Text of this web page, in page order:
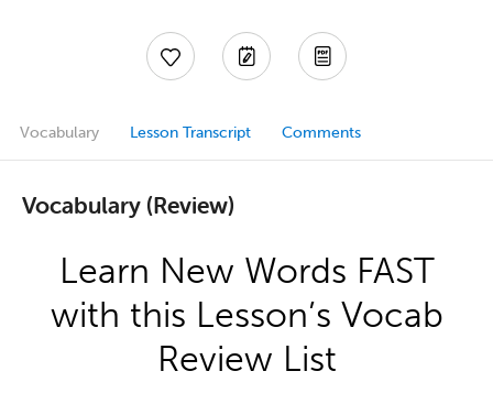
Vocabulary Lesson Transcript Comments
Vocabulary (Review)
Learn New Words FAST
with this Lesson’s Vocab
Review List